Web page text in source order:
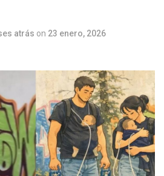
atrás on 23 enero, 2026